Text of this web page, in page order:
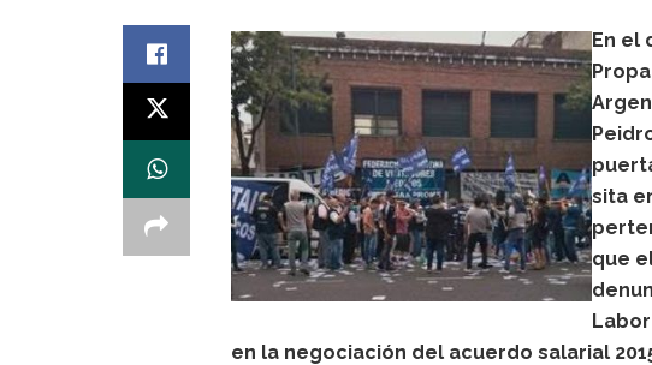
En el
sita
que
en la negociación del acuerdo salarial